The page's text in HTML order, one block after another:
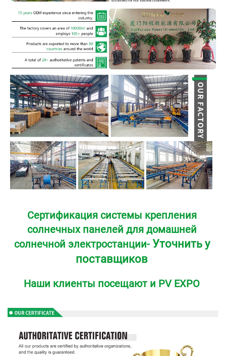
Сертификация системы крепления
солнечных панелей для домашней
солнечной электростанции- Уточнить у
поставщиков
Наши клиенты посещают и PV EXPO